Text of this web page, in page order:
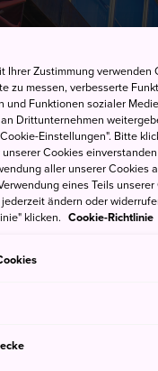
Ihrer Zustimmung verwenden
zu messen, verbesserte
und Funktionen sozialer
Drittunternehmen
Einstellungen". Bitte
Cookies
aller unserer Cookies
eines Teils
ändern oder
klicken. Cookie-Richtlinie